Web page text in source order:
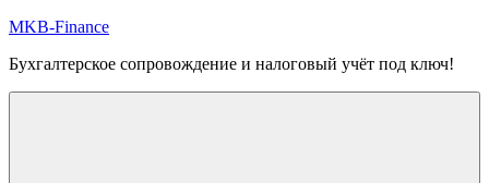
Перейти
содержимому
MKB-Finance
Бухгалтерское сопровождение и налоговый учёт под ключ!